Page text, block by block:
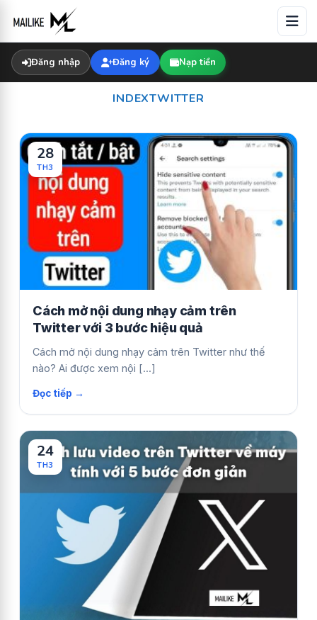
content
Đăng nhập Đăng ký Nạp tiền
INDEXTWITTER
Cách mở nội dung nhạy cảm trên
Twitter với 3 bước hiệu quả
Cách mở nội dung nhạy cảm trên Twitter như thế
nào? Ai được xem nội [...]
28
TH3
24
TH3